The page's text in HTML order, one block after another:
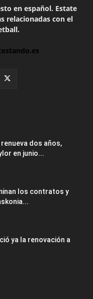
en español. Estate
relacionadas con el
dos años,
en junio...
los contratos y
ya la renovación a